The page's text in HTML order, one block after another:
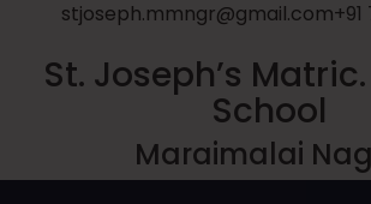
stjoseph.mmngr@gmail.com
St. Joseph’s
School
Maraimalai